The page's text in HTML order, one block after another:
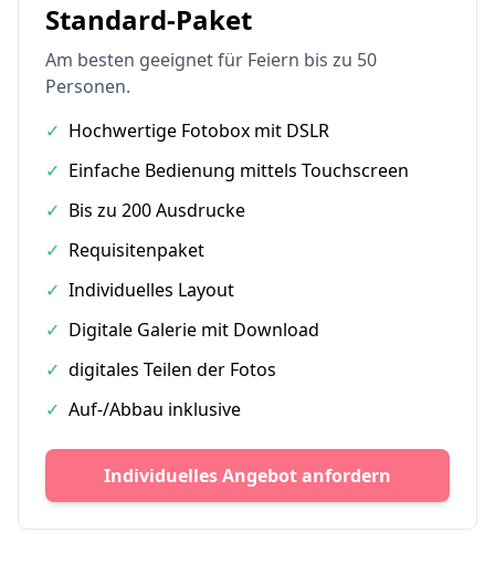
Standard-Paket
Am besten geeignet für Feiern bis zu 50
Personen.
✓ Hochwertige Fotobox mit DSLR
✓ Einfache Bedienung mittels Touchscreen
✓ Bis zu 200 Ausdrucke
✓ Requisitenpaket
✓ Individuelles Layout
✓ Digitale Galerie mit Download
✓ digitales Teilen der Fotos
✓ Auf-/Abbau inklusive
Individuelles Angebot anfordern